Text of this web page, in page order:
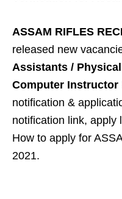
ASSAM RIFLES
released new
Assistants /
Computer Instructor
notification &
notification link, apply
How to apply for
2021.